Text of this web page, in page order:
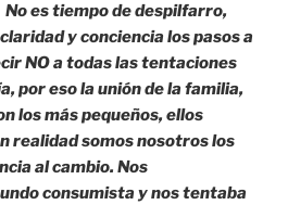
No es tiempo de despilfarro,
y conciencia los pasos a
NO a todas las tentaciones
por eso la unión de la familia,
los más pequeños, ellos
realidad somos nosotros los
al cambio. Nos
consumista y nos tentaba